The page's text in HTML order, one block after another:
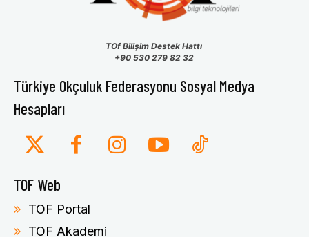
TOf Bilişim Destek Hattı
+90 530 279 82 32
Türkiye Okçuluk Federasyonu Sosyal Medya
Hesapları
TOF Web
TOF Portal
TOF Akademi